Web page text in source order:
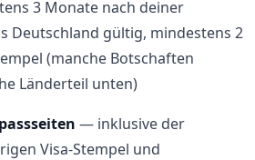
3 Monate nach deiner
Deutschland gültig, mindestens 2
(manche Botschaften
Länderteil unten)
— inklusive der
Visa-Stempel und